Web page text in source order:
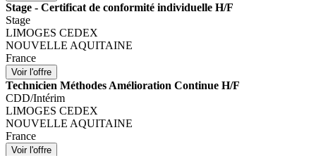
Stage - Certificat de conformité individuelle H/F
Stage
LIMOGES CEDEX
NOUVELLE AQUITAINE
France
Technicien Méthodes Amélioration Continue H/F
CDD/Intérim
LIMOGES CEDEX
NOUVELLE AQUITAINE
France